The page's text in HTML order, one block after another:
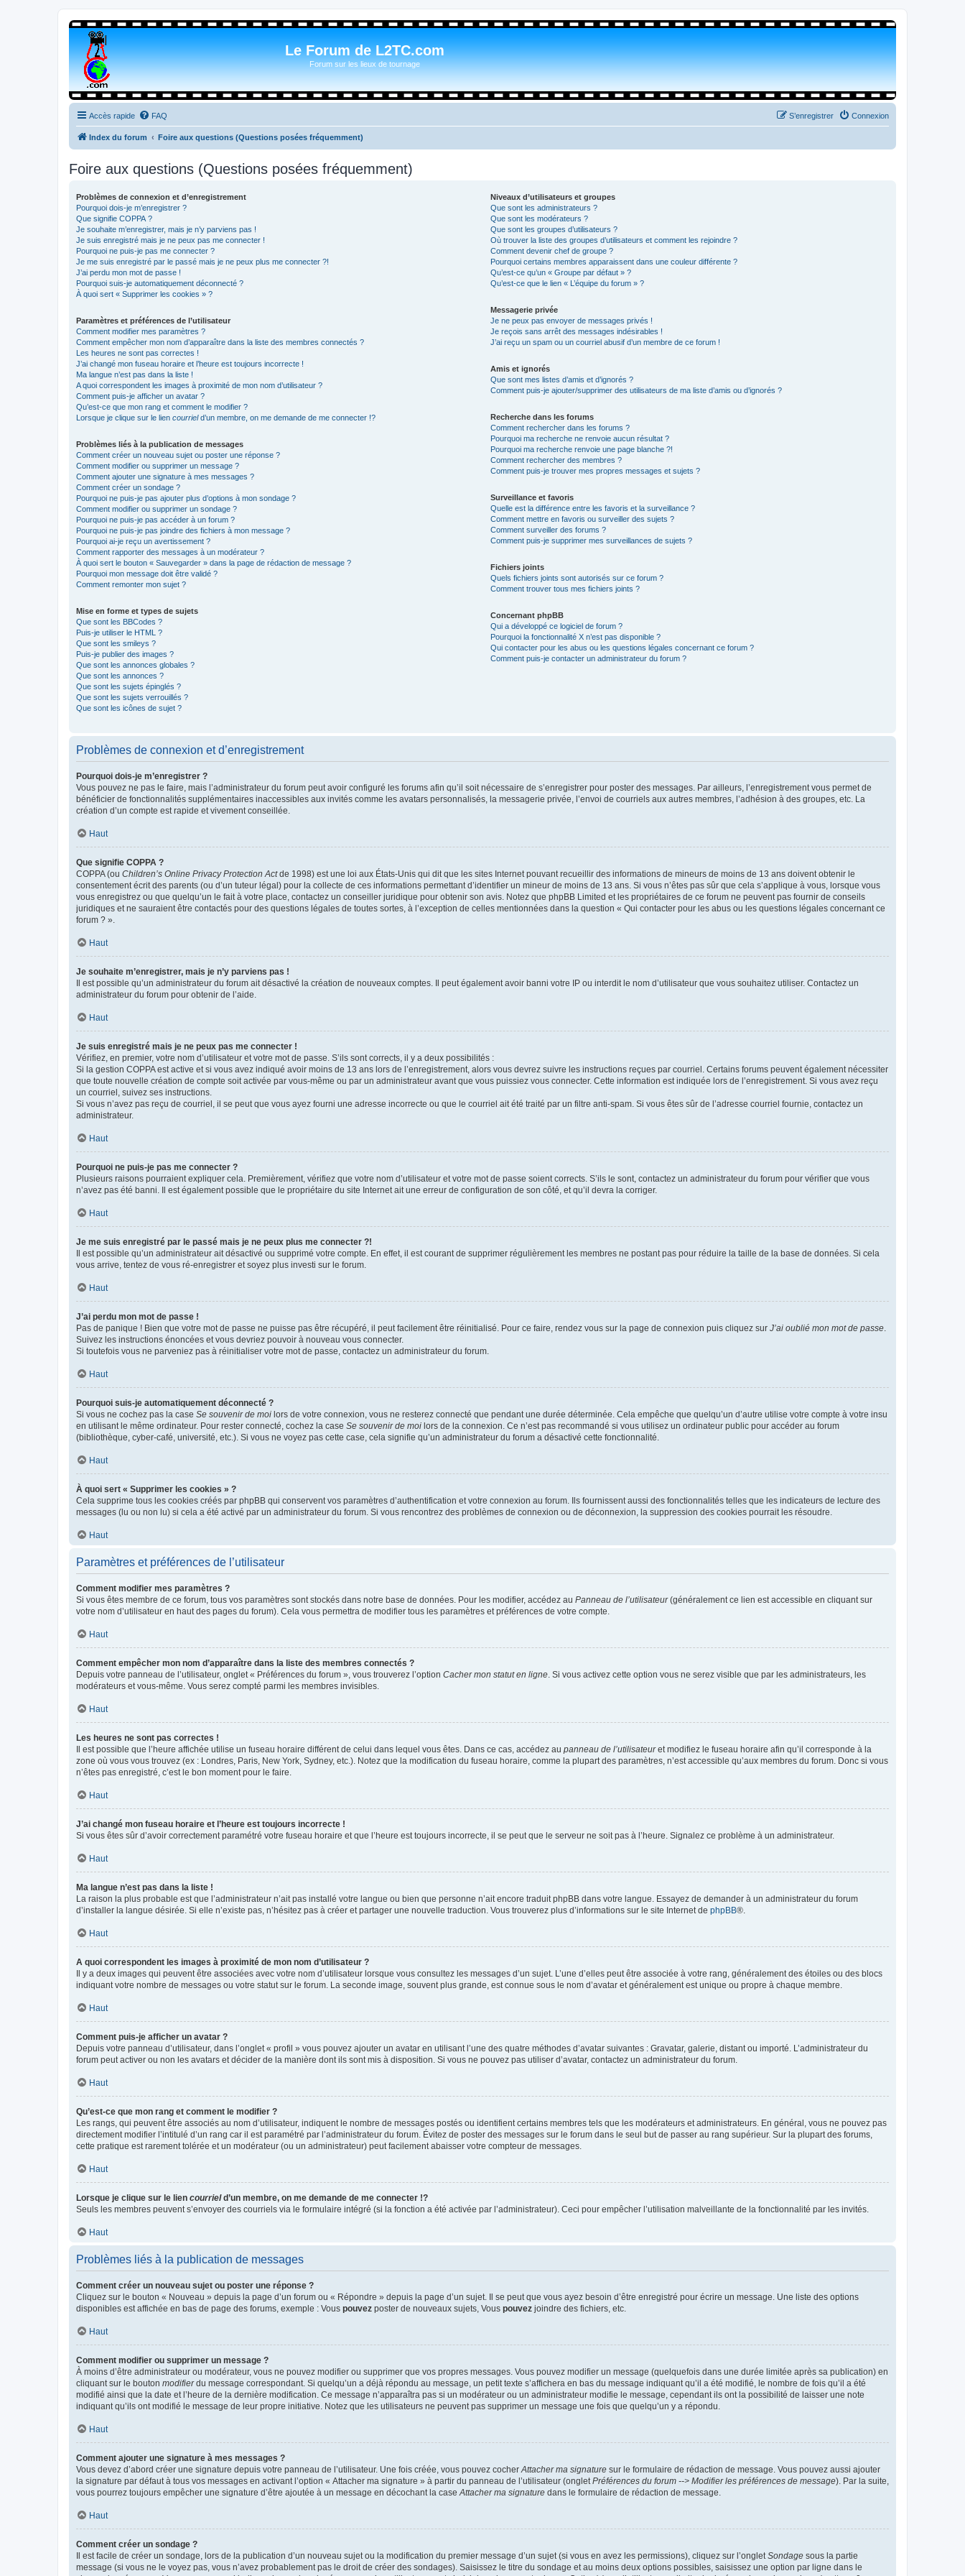
Le Forum de L2TC.com
Forum sur les lieux de tournage
Accès rapide FAQ Connexion
S’enregistrer
Index du forum Foire aux questions (Questions posées fréquemment)
Foire aux questions (Questions posées fréquemment)
Problèmes de connexion et d’enregistrement
Pourquoi dois-je m’enregistrer ?
Que signifie COPPA ?
Je souhaite m’enregistrer, mais je n’y parviens pas !
Je suis enregistré mais je ne peux pas me connecter !
Pourquoi ne puis-je pas me connecter ?
Je me suis enregistré par le passé mais je ne peux plus me connecter ?!
J’ai perdu mon mot de passe !
Pourquoi suis-je automatiquement déconnecté ?
À quoi sert « Supprimer les cookies » ?
Paramètres et préférences de l’utilisateur
Comment modifier mes paramètres ?
Comment empêcher mon nom d’apparaître dans la liste des membres connectés ?
Les heures ne sont pas correctes !
J’ai changé mon fuseau horaire et l’heure est toujours incorrecte !
Ma langue n’est pas dans la liste !
A quoi correspondent les images à proximité de mon nom d’utilisateur ?
Comment puis-je afficher un avatar ?
Qu’est-ce que mon rang et comment le modifier ?
Lorsque je clique sur le lien courrield’un membre, on me demande de me connecter !?
Problèmes liés à la publication de messages
Comment créer un nouveau sujet ou poster une réponse ?
Comment modifier ou supprimer un message ?
Comment ajouter une signature à mes messages ?
Comment créer un sondage ?
Pourquoi ne puis-je pas ajouter plus d’options à mon sondage ?
Comment modifier ou supprimer un sondage ?
Pourquoi ne puis-je pas accéder à un forum ?
Pourquoi ne puis-je pas joindre des fichiers à mon message ?
Pourquoi ai-je reçu un avertissement ?
Comment rapporter des messages à un modérateur ?
À quoi sert le bouton « Sauvegarder » dans la page de rédaction de message ?
Pourquoi mon message doit être validé ?
Comment remonter mon sujet ?
Mise en forme et types de sujets
Que sont les BBCodes ?
Puis-je utiliser le HTML ?
Que sont les smileys ?
Puis-je publier des images ?
Que sont les annonces globales ?
Que sont les annonces ?
Que sont les sujets épinglés ?
Que sont les sujets verrouillés ?
Que sont les icônes de sujet ?
Niveaux d’utilisateurs et groupes
Que sont les administrateurs ?
Que sont les modérateurs ?
Que sont les groupes d’utilisateurs ?
Où trouver la liste des groupes d’utilisateurs et comment les rejoindre ?
Comment devenir chef de groupe ?
Pourquoi certains membres apparaissent dans une couleur différente ?
Qu’est-ce qu’un « Groupe par défaut » ?
Qu’est-ce que le lien « L’équipe du forum » ?
Messagerie privée
Je ne peux pas envoyer de messages privés !
Je reçois sans arrêt des messages indésirables !
J’ai reçu un spam ou un courriel abusif d’un membre de ce forum !
Amis et ignorés
Que sont mes listes d’amis et d’ignorés ?
Comment puis-je ajouter/supprimer des utilisateurs de ma liste d’amis ou d’ignorés ?
Recherche dans les forums
Comment rechercher dans les forums ?
Pourquoi ma recherche ne renvoie aucun résultat ?
Pourquoi ma recherche renvoie une page blanche ?!
Comment rechercher des membres ?
Comment puis-je trouver mes propres messages et sujets ?
Surveillance et favoris
Quelle est la différence entre les favoris et la surveillance ?
Comment mettre en favoris ou surveiller des sujets ?
Comment surveiller des forums ?
Comment puis-je supprimer mes surveillances de sujets ?
Fichiers joints
Quels fichiers joints sont autorisés sur ce forum ?
Comment trouver tous mes fichiers joints ?
Concernant phpBB
Qui a développé ce logiciel de forum ?
Pourquoi la fonctionnalité X n’est pas disponible ?
Qui contacter pour les abus ou les questions légales concernant ce forum ?
Comment puis-je contacter un administrateur du forum ?
Problèmes de connexion et d’enregistrement
Pourquoi dois-je m’enregistrer ?
Vous pouvez ne pas le faire, mais l’administrateur du forum peut avoir configuré les forums afin qu’il soit nécessaire de s’enregistrer pour poster des messages. Par ailleurs, l’enregistrement vous permet de
bénéficier de fonctionnalités supplémentaires inaccessibles aux invités comme les avatars personnalisés, la messagerie privée, l’envoi de courriels aux autres membres, l’adhésion à des groupes, etc. La
création d’un compte est rapide et vivement conseillée.
Haut
Que signifie COPPA ?
COPPA (ou Children’s Online Privacy Protection Actde 1998) est une loi aux États-Unis qui dit que les sites Internet pouvant recueillir des informations de mineurs de moins de 13 ans doivent obtenir le
consentement écrit des parents (ou d’un tuteur légal) pour la collecte de ces informations permettant d’identifier un mineur de moins de 13 ans. Si vous n’êtes pas sûr que cela s’applique à vous, lorsque vous
vous enregistrez ou que quelqu’un le fait à votre place, contactez un conseiller juridique pour obtenir son avis. Notez que phpBB Limited et les propriétaires de ce forum ne peuvent pas fournir de conseils
juridiques et ne sauraient être contactés pour des questions légales de toutes sortes, à l’exception de celles mentionnées dans la question « Qui contacter pour les abus ou les questions légales concernant ce
forum ? ».
Haut
Je souhaite m’enregistrer, mais je n’y parviens pas !
Il est possible qu’un administrateur du forum ait désactivé la création de nouveaux comptes. Il peut également avoir banni votre IP ou interdit le nom d’utilisateur que vous souhaitez utiliser. Contactez un
administrateur du forum pour obtenir de l’aide.
Haut
Je suis enregistré mais je ne peux pas me connecter !
Vérifiez, en premier, votre nom d’utilisateur et votre mot de passe. S’ils sont corrects, il y a deux possibilités :
Si la gestion COPPA est active et si vous avez indiqué avoir moins de 13 ans lors de l’enregistrement, alors vous devrez suivre les instructions reçues par courriel. Certains forums peuvent également nécessiter
que toute nouvelle création de compte soit activée par vous-même ou par un administrateur avant que vous puissiez vous connecter. Cette information est indiquée lors de l’enregistrement. Si vous avez reçu
un courriel, suivez ses instructions.
Si vous n’avez pas reçu de courriel, il se peut que vous ayez fourni une adresse incorrecte ou que le courriel ait été traité par un filtre anti-spam. Si vous êtes sûr de l’adresse courriel fournie, contactez un
administrateur.
Haut
Pourquoi ne puis-je pas me connecter ?
Plusieurs raisons pourraient expliquer cela. Premièrement, vérifiez que votre nom d’utilisateur et votre mot de passe soient corrects. S’ils le sont, contactez un administrateur du forum pour vérifier que vous
n’avez pas été banni. Il est également possible que le propriétaire du site Internet ait une erreur de configuration de son côté, et qu’il devra la corriger.
Haut
Je me suis enregistré par le passé mais je ne peux plus me connecter ?!
Il est possible qu’un administrateur ait désactivé ou supprimé votre compte. En effet, il est courant de supprimer régulièrement les membres ne postant pas pour réduire la taille de la base de données. Si cela
vous arrive, tentez de vous ré-enregistrer et soyez plus investi sur le forum.
Haut
J’ai perdu mon mot de passe !
Pas de panique ! Bien que votre mot de passe ne puisse pas être récupéré, il peut facilement être réinitialisé. Pour ce faire, rendez vous sur la page de connexion puis cliquez sur J’ai oublié mon mot de passe.
Suivez les instructions énoncées et vous devriez pouvoir à nouveau vous connecter.
Si toutefois vous ne parveniez pas à réinitialiser votre mot de passe, contactez un administrateur du forum.
Haut
Pourquoi suis-je automatiquement déconnecté ?
Si vous ne cochez pas la case Se souvenir de moi lors de votre connexion, vous ne resterez connecté que pendant une durée déterminée. Cela empêche que quelqu’un d’autre utilise votre compte à votre insu
en utilisant le même ordinateur. Pour rester connecté, cochez la case Se souvenir de moi lors de la connexion. Ce n’est pas recommandé si vous utilisez un ordinateur public pour accéder au forum
(bibliothèque, cyber-café, université, etc.). Si vous ne voyez pas cette case, cela signifie qu’un administrateur du forum a désactivé cette fonctionnalité.
Haut
À quoi sert « Supprimer les cookies » ?
Cela supprime tous les cookies créés par phpBB qui conservent vos paramètres d’authentification et votre connexion au forum. Ils fournissent aussi des fonctionnalités telles que les indicateurs de lecture des
messages (lu ou non lu) si cela a été activé par un administrateur du forum. Si vous rencontrez des problèmes de connexion ou de déconnexion, la suppression des cookies pourrait les résoudre.
Haut
Paramètres et préférences de l’utilisateur
Comment modifier mes paramètres ?
Si vous êtes membre de ce forum, tous vos paramètres sont stockés dans notre base de données. Pour les modifier, accédez au Panneau de l’utilisateur(généralement ce lien est accessible en cliquant sur
votre nom d’utilisateur en haut des pages du forum). Cela vous permettra de modifier tous les paramètres et préférences de votre compte.
Haut
Comment empêcher mon nom d’apparaître dans la liste des membres connectés ?
Depuis votre panneau de l’utilisateur, onglet « Préférences du forum », vous trouverez l’option Cacher mon statut en ligne. Si vous activez cette option vous ne serez visible que par les administrateurs, les
modérateurs et vous-même. Vous serez compté parmi les membres invisibles.
Haut
Les heures ne sont pas correctes !
Il est possible que l’heure affichée utilise un fuseau horaire différent de celui dans lequel vous êtes. Dans ce cas, accédez au panneau de l’utilisateuret modifiez le fuseau horaire afin qu’il corresponde à la
zone où vous vous trouvez (ex : Londres, Paris, New York, Sydney, etc.). Notez que la modification du fuseau horaire, comme la plupart des paramètres, n’est accessible qu’aux membres du forum. Donc si vous
n’êtes pas enregistré, c’est le bon moment pour le faire.
Haut
J’ai changé mon fuseau horaire et l’heure est toujours incorrecte !
Si vous êtes sûr d’avoir correctement paramétré votre fuseau horaire et que l’heure est toujours incorrecte, il se peut que le serveur ne soit pas à l’heure. Signalez ce problème à un administrateur.
Haut
Ma langue n’est pas dans la liste !
La raison la plus probable est que l’administrateur n’ait pas installé votre langue ou bien que personne n’ait encore traduit phpBB dans votre langue. Essayez de demander à un administrateur du forum
d’installer la langue désirée. Si elle n’existe pas, n’hésitez pas à créer et partager une nouvelle traduction. Vous trouverez plus d’informations sur le site Internet de phpBB®.
Haut
A quoi correspondent les images à proximité de mon nom d’utilisateur ?
Il y a deux images qui peuvent être associées avec votre nom d’utilisateur lorsque vous consultez les messages d’un sujet. L’une d’elles peut être associée à votre rang, généralement des étoiles ou des blocs
indiquant votre nombre de messages ou votre statut sur le forum. La seconde image, souvent plus grande, est connue sous le nom d’avatar et généralement est unique ou propre à chaque membre.
Haut
Comment puis-je afficher un avatar ?
Depuis votre panneau d’utilisateur, dans l’onglet « profil » vous pouvez ajouter un avatar en utilisant l’une des quatre méthodes d’avatar suivantes : Gravatar, galerie, distant ou importé. L’administrateur du
forum peut activer ou non les avatars et décider de la manière dont ils sont mis à disposition. Si vous ne pouvez pas utiliser d’avatar, contactez un administrateur du forum.
Haut
Qu’est-ce que mon rang et comment le modifier ?
Les rangs, qui peuvent être associés au nom d’utilisateur, indiquent le nombre de messages postés ou identifient certains membres tels que les modérateurs et administrateurs. En général, vous ne pouvez pas
directement modifier l’intitulé d’un rang car il est paramétré par l’administrateur du forum. Évitez de poster des messages sur le forum dans le seul but de passer au rang supérieur. Sur la plupart des forums,
cette pratique est rarement tolérée et un modérateur (ou un administrateur) peut facilement abaisser votre compteur de messages.
Haut
Lorsque je clique sur le lien courrield’un membre, on me demande de me connecter !?
Seuls les membres peuvent s’envoyer des courriels via le formulaire intégré (si la fonction a été activée par l’administrateur). Ceci pour empêcher l’utilisation malveillante de la fonctionnalité par les invités.
Haut
Problèmes liés à la publication de messages
Comment créer un nouveau sujet ou poster une réponse ?
Cliquez sur le bouton « Nouveau » depuis la page d’un forum ou « Répondre » depuis la page d’un sujet. Il se peut que vous ayez besoin d’être enregistré pour écrire un message. Une liste des options
disponibles est affichée en bas de page des forums, exemple : Vous pouvez poster de nouveaux sujets, Vous pouvez joindre des fichiers, etc.
Haut
Comment modifier ou supprimer un message ?
À moins d’être administrateur ou modérateur, vous ne pouvez modifier ou supprimer que vos propres messages. Vous pouvez modifier un message (quelquefois dans une durée limitée après sa publication) en
cliquant sur le bouton modifierdu message correspondant. Si quelqu’un a déjà répondu au message, un petit texte s’affichera en bas du message indiquant qu’il a été modifié, le nombre de fois qu’il a été
modifié ainsi que la date et l’heure de la dernière modification. Ce message n’apparaîtra pas si un modérateur ou un administrateur modifie le message, cependant ils ont la possibilité de laisser une note
indiquant qu’ils ont modifié le message de leur propre initiative. Notez que les utilisateurs ne peuvent pas supprimer un message une fois que quelqu’un y a répondu.
Haut
Comment ajouter une signature à mes messages ?
Vous devez d’abord créer une signature depuis votre panneau de l’utilisateur. Une fois créée, vous pouvez cocherAttacher ma signature sur le formulaire de rédaction de message. Vous pouvez aussi ajouter
la signature par défaut à tous vos messages en activant l’option « Attacher ma signature » à partir du panneau de l’utilisateur (ongletPréférences du forum --> Modifier les préférences de message). Par la suite,
vous pourrez toujours empêcher une signature d’être ajoutée à un message en décochant la caseAttacher ma signature dans le formulaire de rédaction de message.
Haut
Comment créer un sondage ?
Il est facile de créer un sondage, lors de la publication d’un nouveau sujet ou la modification du premier message d’un sujet (si vous en avez les permissions), cliquez sur l’ongletSondage sous la partie
message (si vous ne le voyez pas, vous n’avez probablement pas le droit de créer des sondages). Saisissez le titre du sondage et au moins deux options possibles, saisissez une option par ligne dans le